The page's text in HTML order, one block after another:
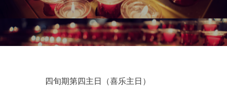
四旬期第四主日（喜乐主日）